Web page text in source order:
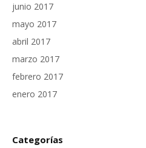
junio 2017
mayo 2017
abril 2017
marzo 2017
febrero 2017
enero 2017
Categorías